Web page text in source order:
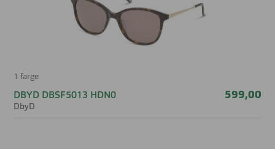
1 farge
DBYD DBSF5013 HDN0
DbyD
599,00